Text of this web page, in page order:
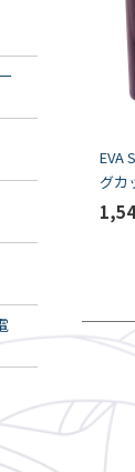
EVA
グカ